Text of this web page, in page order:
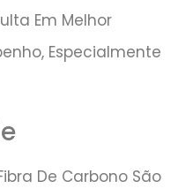
Em Melhor
Especialmente
De Carbono São